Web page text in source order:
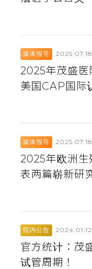
媒体报导 2025.07.18
2025年茂盛医
美国CAP国际
媒体报导 2025.07.18
2025年欧洲生
表两篇崭新研
院内公告 2024.01.12
官方统计：茂
试管周期！